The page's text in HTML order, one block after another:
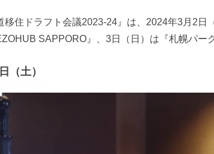
移住ドラフト会議2023-24』は、2024年3月2日
SAPPORO』、3日（日）は『札幌パー
（土）